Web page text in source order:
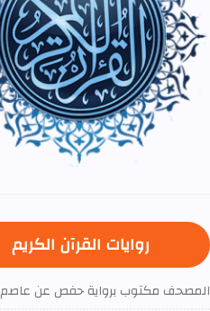
روايات القرآن الكريم
المصحف مكتوب برواية حفص عن عاصم